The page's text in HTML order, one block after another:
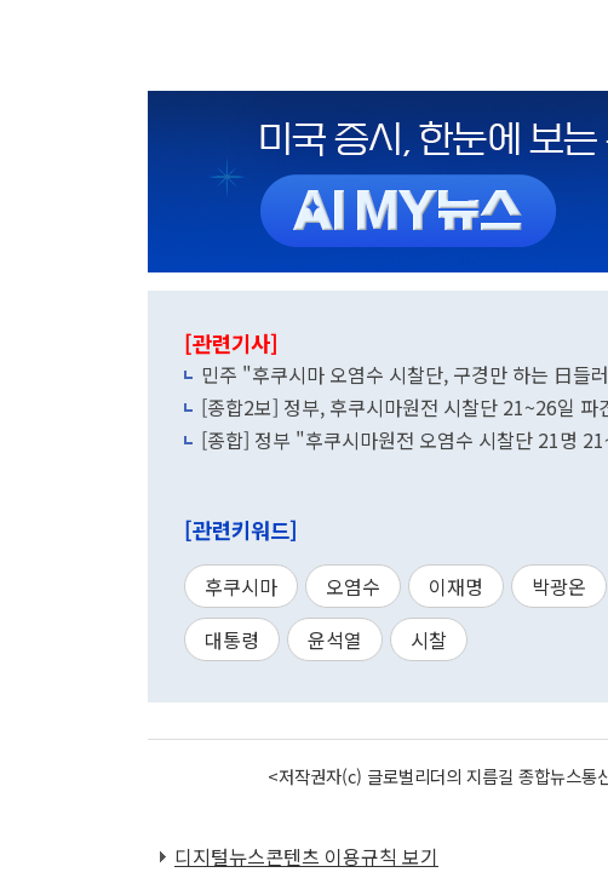
[관련기사]
민주 "후쿠시마 오염수 시찰단, 구경만 하는 日들
[종합2보] 정부, 후쿠시마원전 시찰단 21~26일
[종합] 정부 "후쿠시마원전 오염수 시찰단 21명
[관련키워드]
후쿠시마 오염수 이재명 박광온
대통령
윤석열 시찰
<저작권자(c) 글로벌리더의 지름길 종합뉴스
디지털뉴스콘텐츠 이용규칙 보기